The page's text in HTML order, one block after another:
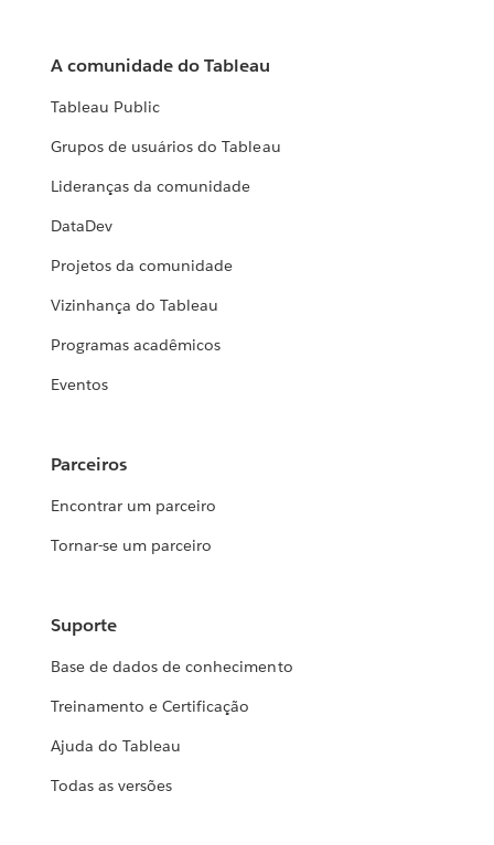
A comunidade do Tableau
Tableau Public
Grupos de usuários do Tableau
Lideranças da comunidade
DataDev
Projetos da comunidade
Vizinhança do Tableau
Programas acadêmicos
Eventos
Parceiros
Encontrar um parceiro
Tornar-se um parceiro
Suporte
Base de dados de conhecimento
Treinamento e Certificação
Ajuda do Tableau
Todas as versões